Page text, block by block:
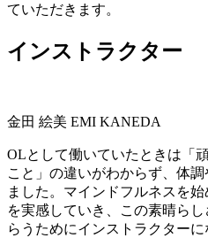
ていただきます。
インストラクター
金田 絵美 EMI KANEDA
OLとして働いていたときは「
こと」の違いがわからず、体
ました。マインドフルネスを
を実感していき、この素晴ら
らうためにインストラクター